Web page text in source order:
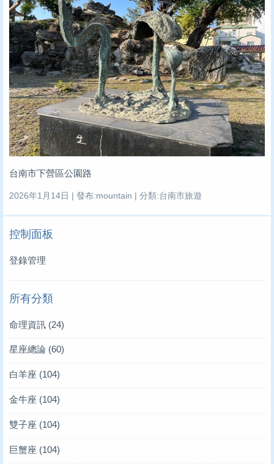
台南市下營區公園路
2026年1月14日 | 發布:mountain | 分類:台南市旅遊
控制面板
登錄管理
所有分類
命理資訊 (24)
星座總論 (60)
白羊座 (104)
金牛座 (104)
雙子座 (104)
巨蟹座 (104)